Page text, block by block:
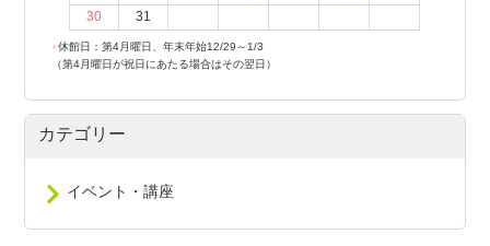
30
31
●休館日：第4月曜日、年末年始12/29～1/3
（第4月曜日が祝日にあたる場合はその翌日）
カテゴリー
イベント・講座